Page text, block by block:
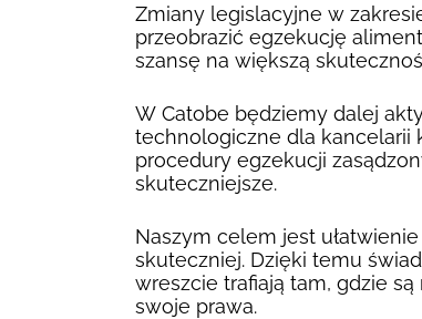
Zmiany legislacyjne w
przeobrazić egzekucję
szansę na większą
W Catobe będziemy dalej
technologiczne dla kancelarii
procedury egzekucji
skuteczniejsze.
Naszym celem jest
skuteczniej. Dzięki temu
wreszcie trafiają tam, gdzie
swoje prawa.